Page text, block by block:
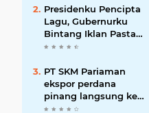
Presidenku Pencipta
Lagu, Gubernurku
Bintang Iklan Pasta
Gigi
PT SKM Pariaman
ekspor perdana
pinang langsung ke
India